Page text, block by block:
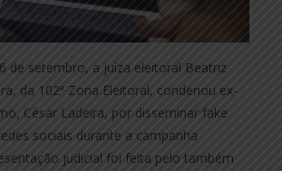
de setembro, a juíza eleitoral Beatriz
da 102ª Zona Eleitoral, condenou ex-
César Ladeira, por disseminar fake
sociais durante a campanha
judicial foi feita pelo também